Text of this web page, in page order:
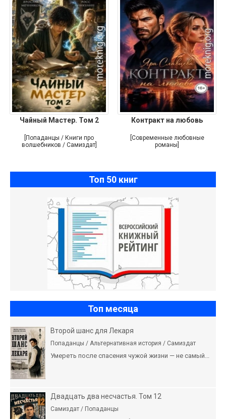
Чайный Мастер. Том 2
[Попаданцы / Книги про
волшебников / Самиздат]
Контракт на любовь
[Современные любовные
романы]
Топ 50 книг
Топ месяца
Второй шанс для Лекаря
Попаданцы / Альтернативная история / Самиздат
Умереть после спасения чужой жизни — не самый...
Двадцать два несчастья. Том 12
Самиздат / Попаданцы